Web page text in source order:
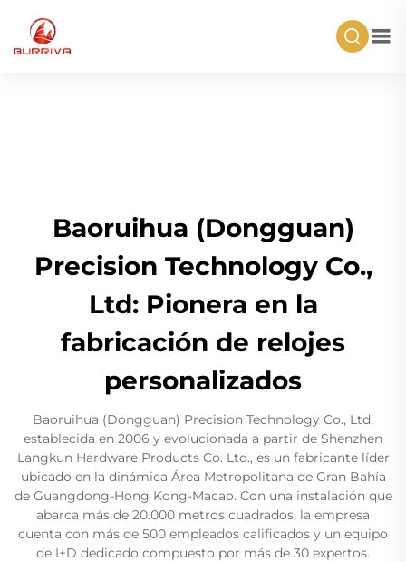
Baoruihua (Dongguan)
Precision Technology Co.,
Ltd: Pionera en la
fabricación de relojes
personalizados
Baoruihua (Dongguan) Precision Technology Co., Ltd,
establecida en 2006 y evolucionada a partir de Shenzhen
Langkun Hardware Products Co. Ltd., es un fabricante líder
ubicado en la dinámica Área Metropolitana de Gran Bahía
de Guangdong-Hong Kong-Macao. Con una instalación que
abarca más de 20.000 metros cuadrados, la empresa
cuenta con más de 500 empleados calificados y un equipo
de I+D dedicado compuesto por más de 30 expertos.